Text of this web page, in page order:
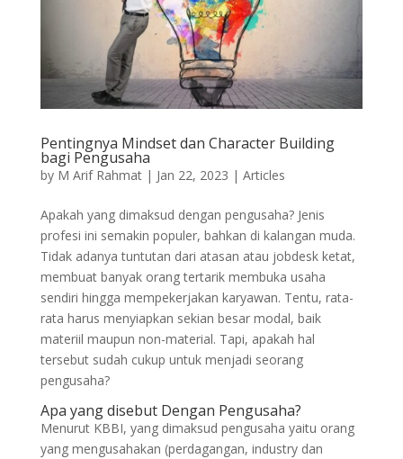
Pentingnya Mindset dan Character Building
bagi Pengusaha
by M Arif Rahmat| Jan 22, 2023 | Articles
Apakah yang dimaksud dengan pengusaha? Jenis
profesi ini semakin populer, bahkan di kalangan muda.
Tidak adanya tuntutan dari atasan atau jobdesk ketat,
membuat banyak orang tertarik membuka usaha
sendiri hingga mempekerjakan karyawan. Tentu, rata-
rata harus menyiapkan sekian besar modal, baik
materiil maupun non-material. Tapi, apakah hal
tersebut sudah cukup untuk menjadi seorang
pengusaha?
Apa yang disebut Dengan Pengusaha?
Menurut KBBI, yang dimaksud pengusaha yaitu orang
yang mengusahakan (perdagangan, industry dan